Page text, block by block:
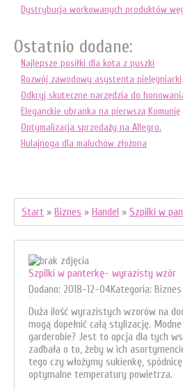
Dystrybucja workowanych produktów
Ostatnio dodane:
Najlepsze posiłki dla kota z puszki
Rozwój zawodowy asystenta pielęgniarki
Odkryj skuteczne narzędzia do
Eleganckie ubranka na pierwszą Komunię
Optymalizacja sprzedaży na Allegro.
Hulajnoga dla maluchów złożona
Start » Biznes » Handel » Szpilki w
Szpilki w panterkę- wyrazisty wzór
Dodano: 2018-12-04Kategoria:
Duża ilość wyrazistych wzorów na
mogą dopełnić całą stylizację.
garderobie? Jest to opcja dla tych
zadbała o to, żeby w ich
tego czy włożymy sukienkę,
optymalne temperatury powietrza.